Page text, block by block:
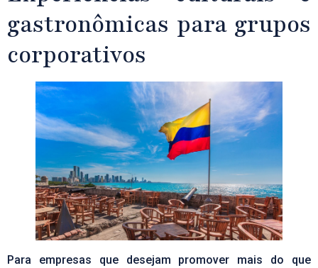
gastronômicas para grupos
corporativos
Para empresas que desejam promover mais do que